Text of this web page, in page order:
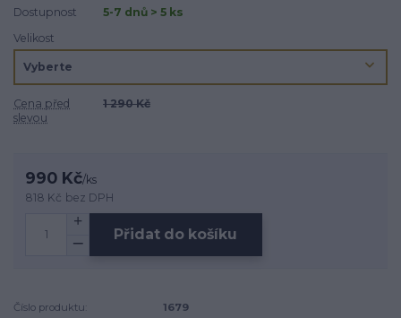
Dostupnost
5-7 dnů > 5 ks
Velikost
Cena před
slevou
1 290 Kč
990 Kč/ks
818 Kč bez DPH
Přidat do košíku
Číslo produktu:
1679